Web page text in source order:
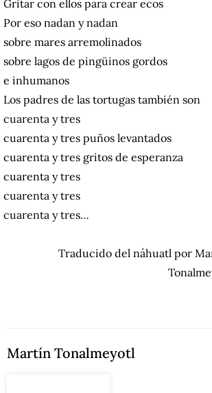
Gritar con ellos para crear ecos
Por eso nadan y nadan
sobre mares arremolinados
sobre lagos de pingüinos gordos
e inhumanos
Los padres de las tortugas también son
cuarenta y tres
cuarenta y tres puños levantados
cuarenta y tres gritos de esperanza
cuarenta y tres
cuarenta y tres
cuarenta y tres…
Traducido del náhuatl por
Martín Tonalmeyotl